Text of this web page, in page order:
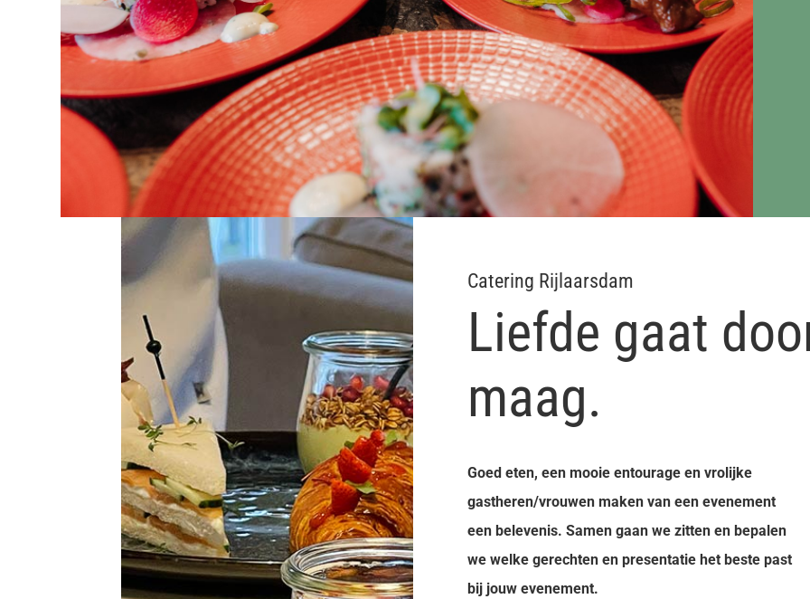
Catering Rijlaarsdam
Liefde gaat
maag.
Goed eten, een mooie entourage en vrolijke
gastheren/vrouwen maken van een evenement
een belevenis. Samen gaan we zitten en bepalen
we welke gerechten en presentatie het beste past
bij jouw evenement.